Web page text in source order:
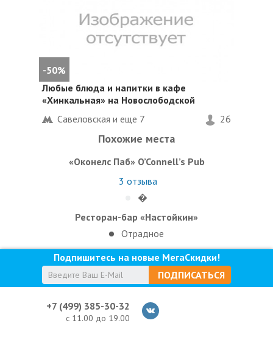
-50%
Любые блюда и напитки в кафе
«Хинкальная» на Новослободской
Савеловская и еще 7 26
Похожие места
«Оконелс Паб» O’Connell’s Pub
3 отзыва
�
Ресторан-бар «Настойкин»
Отрадное
Подпишитесь на новые МегаСкидки!
ПОДПИСАТЬСЯ
+7 (499) 385-30-32
с 11.00 до 19.00